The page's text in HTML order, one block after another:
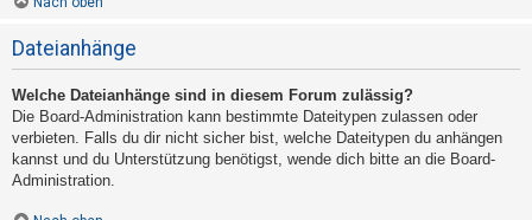
Dateianhänge
Welche Dateianhänge sind in diesem Forum zulässig?
Die Board-Administration kann bestimmte Dateitypen zulassen oder
verbieten. Falls du dir nicht sicher bist, welche Dateitypen du anhängen
kannst und du Unterstützung benötigst, wende dich bitte an die Board-
Administration.